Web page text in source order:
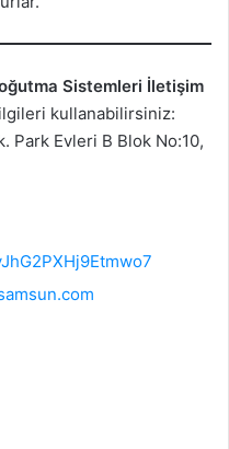
Sistemleri İletişim
kullanabilirsiniz:
Park Evleri B Blok No:10,